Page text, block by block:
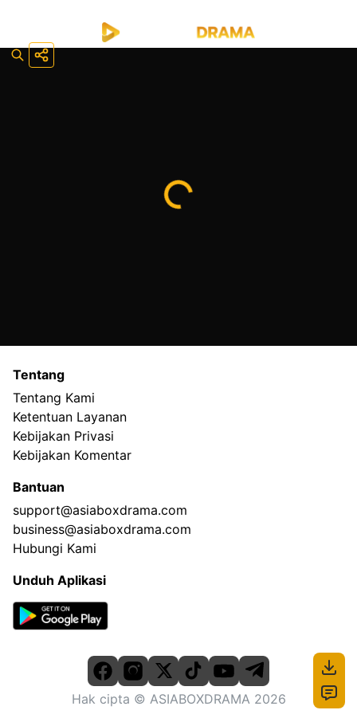
Tentang
Tentang Kami
Ketentuan Layanan
Kebijakan Privasi
Kebijakan Komentar
Bantuan
support@asiaboxdrama.com
business@asiaboxdrama.com
Hubungi Kami
Unduh Aplikasi
Hak cipta © ASIABOXDRAMA 2026